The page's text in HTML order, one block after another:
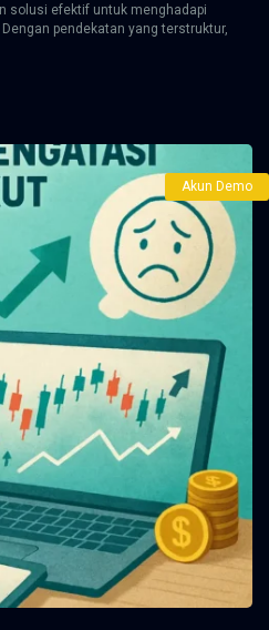
solusi efektif untuk menghadapi
pendekatan yang terstruktur,
Akun Demo